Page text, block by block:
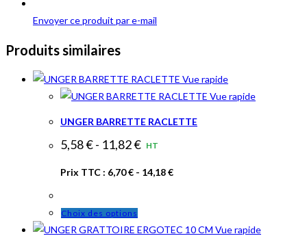
Envoyer ce produit par e-mail
Produits similaires
Vue rapide
Vue rapide
UNGER BARRETTE RACLETTE
5,58€- 11,82€ HT
Prix TTC : 6,70€ - 14,18€
Choix des options
produit
Vue rapide